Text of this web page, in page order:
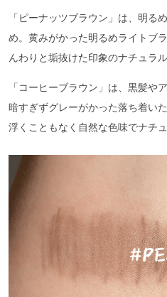
「ピーナッツブラウン」は、明る
め。黄みがかった明るめライトブ
んわりと垢抜けた印象のナチュラ
「コーヒーブラウン」は、黒髪や
暗すぎずグレーがかった落ち着い
浮くこともなく自然な色味でナチ